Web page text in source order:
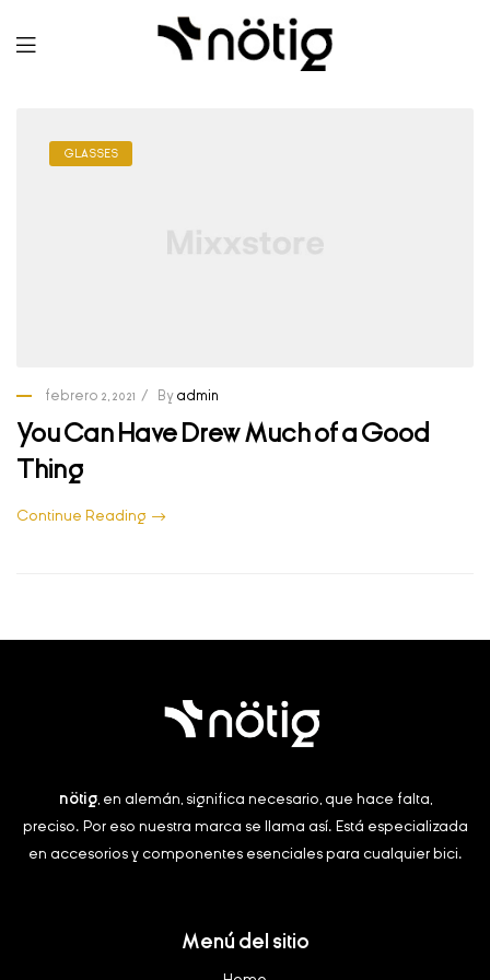
GLASSES
febrero 2, 2021 By admin
You Can Have Drew Much of a Good
Thing
Continue Reading
nötig, en alemán, significa necesario, que hace falta,
preciso. Por eso nuestra marca se llama así. Está especializada
en accesorios y componentes esenciales para cualquier bici.
Menú del sitio